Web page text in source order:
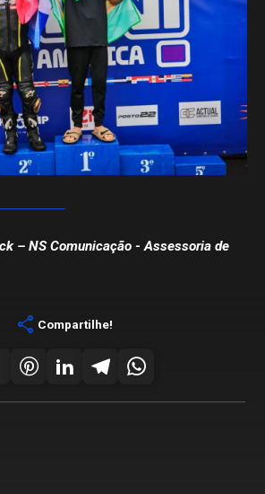
– NS Comunicação - Assessoria de
share Compartilhe!